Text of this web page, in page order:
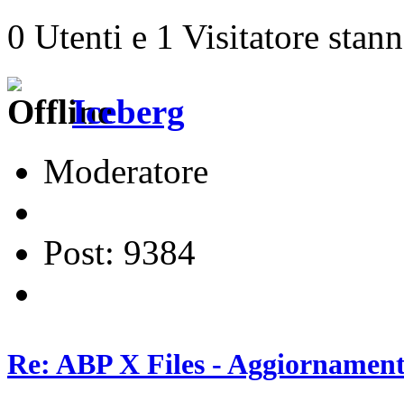
0 Utenti e 1 Visitatore
Iceberg
Moderatore
Post: 9384
Re: ABP X Files -